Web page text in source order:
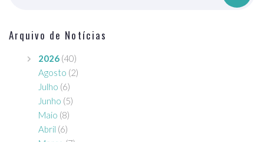
Arquivo de Notícias
2026 (40)
Agosto (2)
Julho (6)
Junho (5)
Maio (8)
Abril (6)